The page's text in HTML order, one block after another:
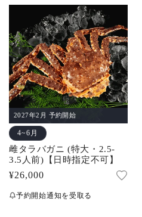
2027年2月 予約開始
4~6月
雌タラバガニ (特大・2.5-
3.5人前)【日時指定不可】
通
¥26,000
予約開始通知を受取る